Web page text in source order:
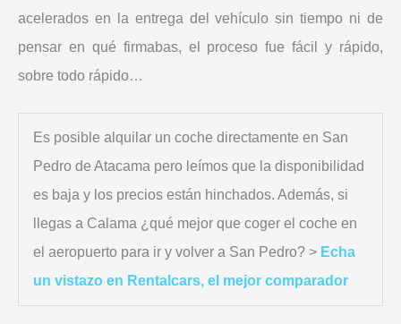
acelerados en la entrega del vehículo sin tiempo ni de
pensar en qué firmabas, el proceso fue fácil y rápido,
sobre todo rápido…
Es posible alquilar un coche directamente en San
Pedro de Atacama pero leímos que la disponibilidad
es baja y los precios están hinchados. Además, si
llegas a Calama ¿qué mejor que coger el coche en
el aeropuerto para ir y volver a San Pedro? > Echa
un vistazo en Rentalcars, el mejor comparador